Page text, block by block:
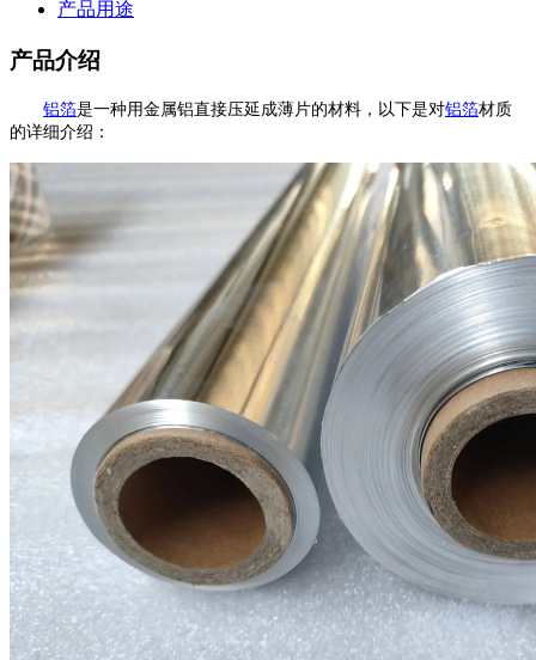
产品用途
产品介绍
铝箔是一种用金属铝直接压延成薄片的材料，以下是对铝箔材质
的详细介绍：